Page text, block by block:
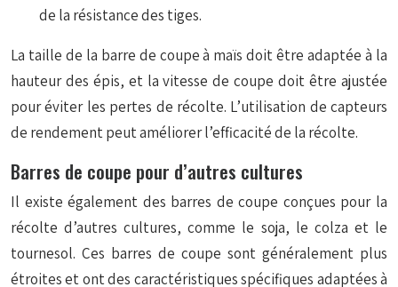
de la résistance des tiges.
La taille de la barre de coupe à maïs doit être adaptée à la
hauteur des épis, et la vitesse de coupe doit être ajustée
pour éviter les pertes de récolte. L’utilisation de capteurs
de rendement peut améliorer l’efficacité de la récolte.
Barres de coupe pour d’autres cultures
Il existe également des barres de coupe conçues pour la
récolte d’autres cultures, comme le soja, le colza et le
tournesol. Ces barres de coupe sont généralement plus
étroites et ont des caractéristiques spécifiques adaptées à